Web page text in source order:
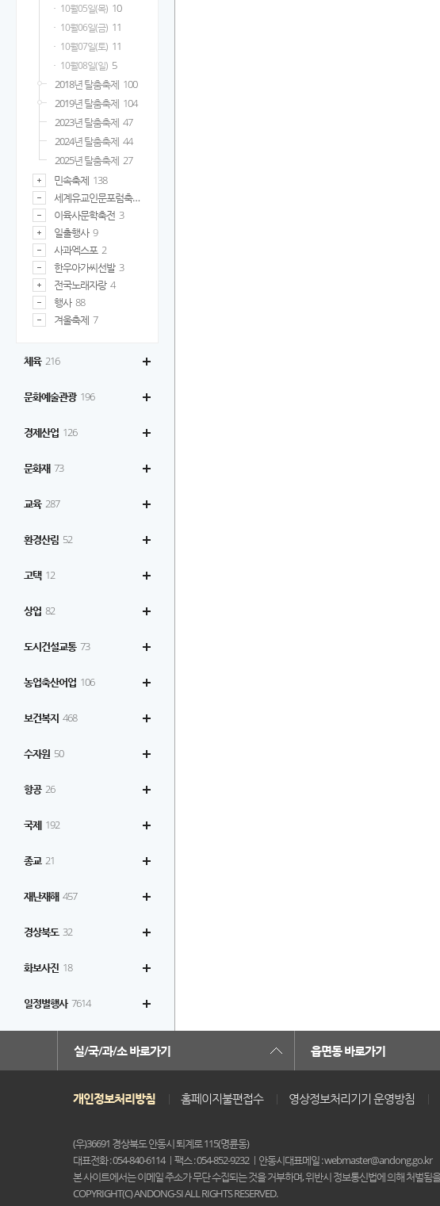
10월05일(목) 10
10월06일(금) 11
10월07일(토) 11
10월08일(일) 5
2018년 탈춤축제 100
2019년 탈춤축제 104
2023년 탈춤축제 47
2024년 탈춤축제 44
2025년 탈춤축제 27
민속축제 138
세계유교인문포럼축제
이육사문학축전 3
일출행사 9
사과엑스포 2
한우아가씨선발 3
전국노래자랑 4
행사 88
겨울축제 7
체육 216
문화예술관광 196
경제산업 126
문화재 73
교육 287
환경산림 52
고택 12
상업 82
도시건설교통 73
농업축산어업 106
보건복지 468
수자원 50
항공 26
국제 192
종교 21
재난재해 457
경상북도 32
화보사진 18
일정별행사 7614
실/국/과/소 바로가기 읍면동 바로가기
개인정보처리방침 홈페이지불편접수 영상정보처리기기 운영방침
(우)36691 경상북도 안동시 퇴계로 115(명륜동)
대표전화 : 054-840-6114
팩스 : 054-852-9232
안동시대표메일 : webmaster@andong.go.kr
본 사이트에서는 이메일 주소가 무단 수집되는 것을 거부하며, 위반시 정보통신법에 의해 처벌됨
COPYRIGHT(C) ANDONG-SI ALL RIGHTS RESERVED.